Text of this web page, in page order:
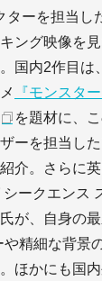
ターを担当し
ング映像を
国内2作目は
『モンスタ
を題材に、
ーを担当し
介。さらに
ークエンス
が、自身の
や精細な背景
ほかにも国